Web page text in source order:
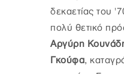
δεκαετίας του
πολύ θετικό
Αργύρη
Γκούφα,